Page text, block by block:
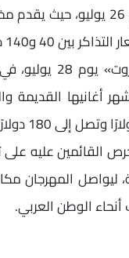
كما يحيي الفنان مروان خوري حفله
40 و140 دولارًا.
وتختتم النجمة
أغانيها القديمة
القائمين عليه
المهرجان
الوطن العربي.